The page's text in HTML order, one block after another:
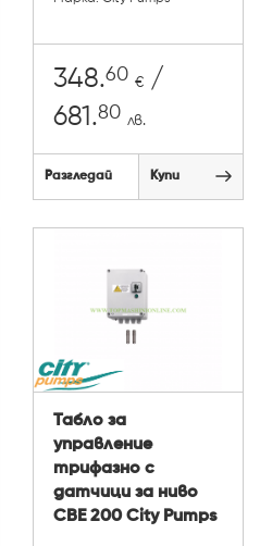
348.60 € /
681.80 лв.
Разгледай Купи
Табло за
управление
трифазно с
датчици за ниво
CBE 200 City Pumps